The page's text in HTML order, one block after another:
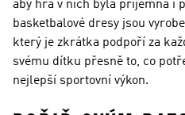
aby hra v nich byla příjemná i
basketbalové dresy jsou
který je zkrátka podpoří za
svému dítku přesně to, co
nejlepší sportovní výkon.